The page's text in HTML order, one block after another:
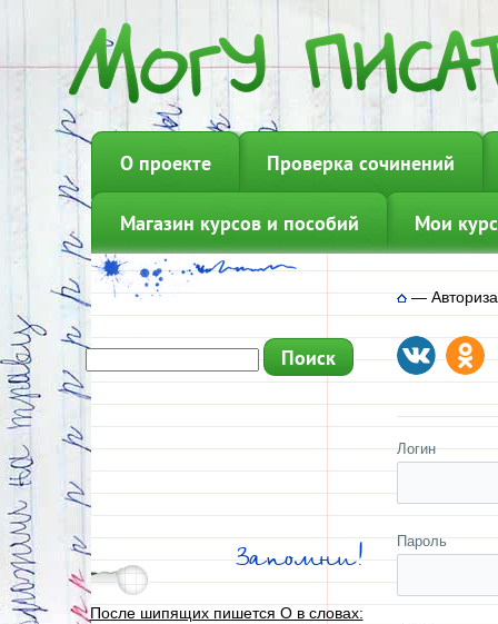
О проекте Проверка сочинений
Магазин курсов и пособий Мои
Запомни!
После шипящих пишется О в словах:
—
Логин
Пароль